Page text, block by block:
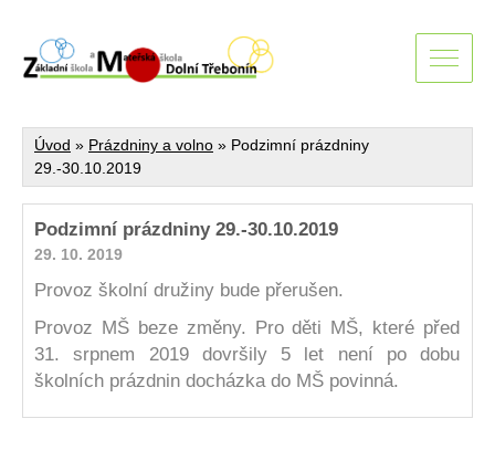
Úvod » Prázdniny a volno » Podzimní prázdniny
29.-30.10.2019
Podzimní prázdniny 29.-30.10.2019
29. 10. 2019
Provoz školní družiny bude přerušen.
Provoz MŠ beze změny. Pro děti MŠ, které před
31. srpnem 2019 dovršily 5 let není po dobu
školních prázdnin docházka do MŠ povinná.